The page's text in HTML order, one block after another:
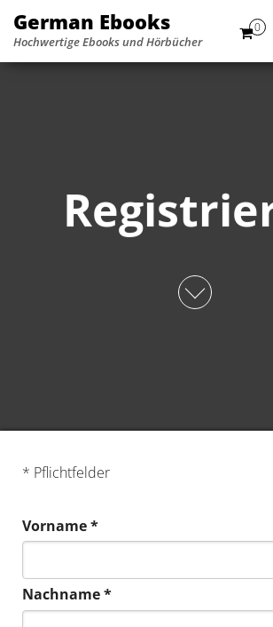
German Ebooks
Hochwertige Ebooks und Hörbücher
0
* Pflichtfelder
Vorname *
Nachname *